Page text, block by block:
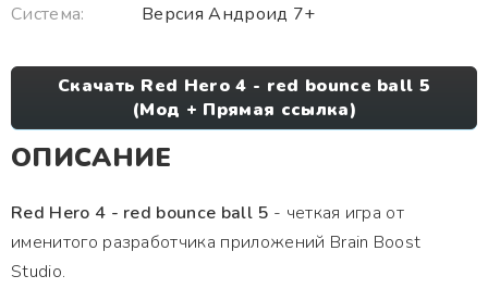
Система:
Версия Андроид 7+
Скачать Red Hero 4 - red bounce ball 5
(Мод + Прямая ссылка)
ОПИСАНИЕ
Red Hero 4 - red bounce ball 5 - четкая игра от
именитого разработчика приложений Brain Boost
Studio.